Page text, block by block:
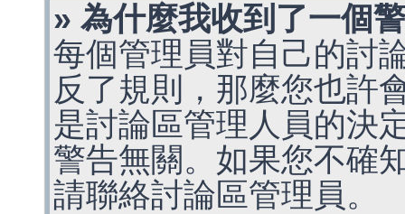
» 為什麼我收到了一個
每個管理員對自己的討
反了規則，那麼您也許
是討論區管理人員的決
警告無關。如果您不確
請聯絡討論區管理員。